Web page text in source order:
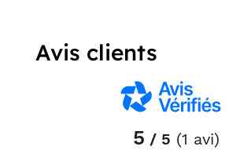
Avis clients
5 / 5 (1 avi)